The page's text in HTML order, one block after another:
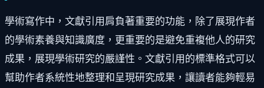
學術寫作中，文獻引用肩負著重要的功能，除了展現作者
的學術素養與知識廣度，更重要的是避免重複他人的研究
成果，展現學術研究的嚴謹性。文獻引用的標準格式可以
幫助作者系統性地整理和呈現研究成果，讓讀者能夠輕易